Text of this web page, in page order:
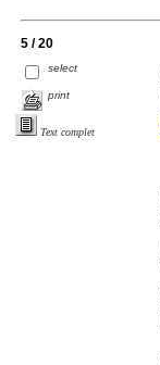
5 / 20
select
print
Text complet